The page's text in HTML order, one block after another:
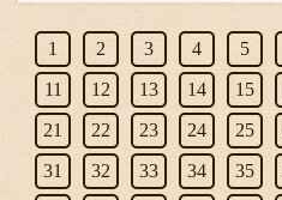
1 2 3 4 5
11
12 13 14 15
21
22 23 24 25
31
32 33 34 35